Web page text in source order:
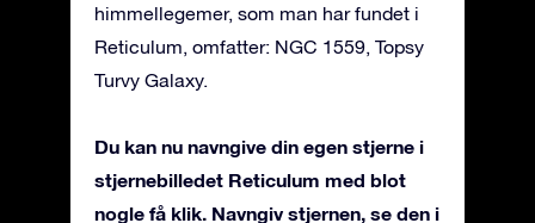
himmellegemer, som man har fundet i
Reticulum, omfatter: NGC 1559, Topsy
Turvy Galaxy.
Du kan nu navngive din egen stjerne i
stjernebilledet Reticulum med blot
nogle få klik. Navngiv stjernen, se den i